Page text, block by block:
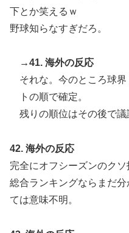
下とか笑えるｗ
野球知らなすぎだろ。
→41. 海外の反応
それな。今のところ球
トの順で確定。
残りの順位はその後で議
42. 海外の反応
完全にオフシーズンのクソ
総合ランキングならまだ
ては意味不明。